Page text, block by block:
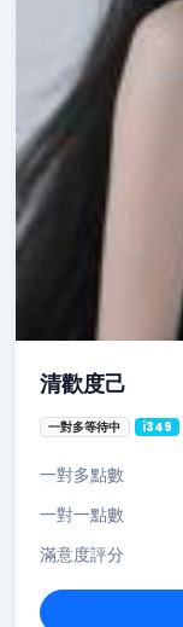
清歡度己
一對多等待中 i349
一對多點數
一對一點數
滿意度評分